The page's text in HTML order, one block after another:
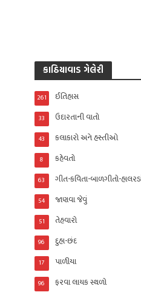
કાઠિયાવાડ ગેલેરી
ઈતિહાસ
261
ઉદારતાની વાતો
33
કલાકારો અને હસ્તીઓ
43
કહેવતો
8
ગીત-કવિતા-બાળગીતો-
63
જાણવા જેવું
54
તેહવારો
51
દુહા-છંદ
96
પાળીયા
17
ફરવા લાયક સ્થળો
96